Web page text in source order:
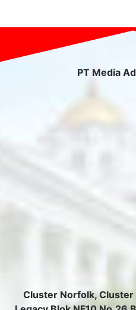
PT Media
Cluster Norfolk,